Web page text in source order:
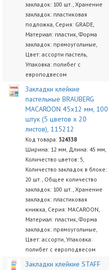
закладок: 100 шт., Хранение
закладок: пластиковая
подложка, Серия: GRADE,
Материал: пластик, Форма
закладок: прямоугольные,
Цвет: ассорти пастель,
Упаковка: полибег с
европодвесом
Закладки клейкие
пастельные BRAUBERG
MACAROON 45х12 мм, 100
штук (5 цветов х 20
листов), 115212
Код товара: 324338
Ширина: 12 мм, Длина: 45 мм,
Количество цветов: 5,
Количество закладок в блоке:
20 шт., Общее количество
закладок: 100 шт., Хранение
закладок: пластиковая
книжка, Серия: MACAROON,
Материал: пластик, Форма
закладок: прямоугольные,
Цвет: ассорти, Упаковка:
полибег с европодвесом
Закладки клейкие STAFF